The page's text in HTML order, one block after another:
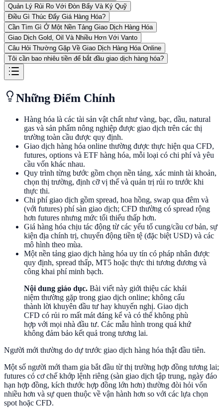
Quản Lý Rủi Ro Với Đòn Bẩy Và Ký Quỹ
Điều Gì Thúc Đẩy Giá Hàng Hóa?
Cần Tìm Gì Ở Một Nền Tảng Giao Dịch Hàng Hóa
Giao Dịch Gold, Oil Và Nhiều Hơn Với Vanto
Câu Hỏi Thường Gặp Về Giao Dịch Hàng Hóa Online
Tôi cần bao nhiêu tiền để bắt đầu giao dịch hàng hóa?
Những Điểm Chính
Hàng hóa là các tài sản vật chất như vàng, bạc, dầu, natural
gas và sản phẩm nông nghiệp được giao dịch trên các thị
trường toàn cầu được quy định.
Giao dịch hàng hóa online thường được thực hiện qua CFD,
futures, options và ETF hàng hóa, mỗi loại có chi phí và yêu
cầu vốn khác nhau.
Quy trình từng bước gồm chọn nền tảng, xác minh tài khoản,
chọn thị trường, định cỡ vị thế và quản trị rủi ro trước khi
thực thi.
Chi phí giao dịch gồm spread, hoa hồng, swap qua đêm và
(với futures) phí sàn giao dịch; CFD thường có spread rộng
hơn futures nhưng mức tối thiểu thấp hơn.
Giá hàng hóa chịu tác động từ các yếu tố cung/cầu cơ bản, sự
kiện địa chính trị, chuyển động tiền tệ (đặc biệt USD) và các
mô hình theo mùa.
Một nền tảng giao dịch hàng hóa uy tín có pháp nhân được
quy định, spread thấp, MT5 hoặc thực thi tương đương và
công khai phí minh bạch.
Nội dung giáo dục. Bài viết này giới thiệu các khái
niệm thường gặp trong giao dịch online; không cấu
thành lời khuyên đầu tư hay khuyến nghị. Giao dịch
CFD có rủi ro mất mát đáng kể và có thể không phù
hợp với mọi nhà đầu tư. Các mẫu hình trong quá khứ
không đảm bảo kết quả trong tương lai.
Người mới thường do dự trước giao dịch hàng hóa thật đầu tiên.
Một số người mới tham gia bắt đầu từ thị trường hợp đồng tương lai;
futures có cơ chế khớp lệnh riêng (sàn giao dịch tập trung, ngày đáo
hạn hợp đồng, kích thước hợp đồng lớn hơn) thường đòi hỏi vốn
nhiều hơn và sự quen thuộc về vận hành hơn so với các lựa chọn
spot hoặc CFD.